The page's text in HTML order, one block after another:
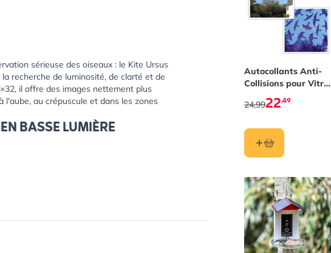
Autocollants Anti-
Collisions pour Vitres
- Invisibles
22,49
24,99
sérieuse des oiseaux : le Kite Ursus
recherche de luminosité, de clarté et de
il offre des images nettement plus
au crépuscule et dans les zones
BASSE LUMIÈRE
Les traitements multicouches MHR
produisent des détails nets et des